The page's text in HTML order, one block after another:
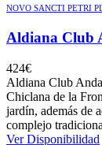
NOVO SANCTI PETRI
Aldiana Club
424€
Aldiana Club
Chiclana de la
jardín, además de
complejo
Ver Disponibilidad